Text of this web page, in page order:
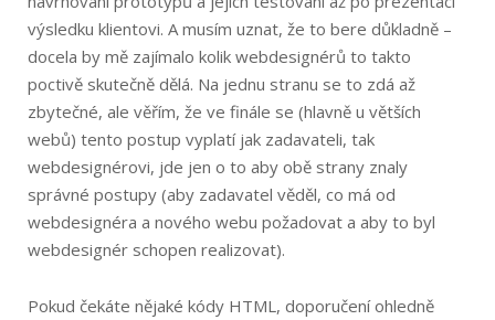
výsledku klientovi. A musím uznat, že to bere důkladně –
docela by mě zajímalo kolik webdesignérů to takto
poctivě skutečně dělá. Na jednu stranu se to zdá až
zbytečné, ale věřím, že ve finále se (hlavně u větších
webů) tento postup vyplatí jak zadavateli, tak
webdesignérovi, jde jen o to aby obě strany znaly
správné postupy (aby zadavatel věděl, co má od
webdesignéra a nového webu požadovat a aby to byl
webdesignér schopen realizovat).
Pokud čekáte nějaké kódy HTML, doporučení ohledně